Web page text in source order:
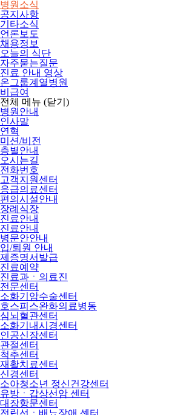
병원소식
공지사항
기타소식
언론보도
채용정보
오늘의 식단
자주묻는질문
진료 안내 영상
온그룹계열병원
비급여
전체 메뉴 (닫기)
병원안내
인사말
연혁
미션/비전
층별안내
오시는길
전화번호
고객지원센터
응급의료센터
편의시설안내
장례식장
진료안내
진료안내
병문안안내
입/퇴원 안내
제증명서발급
진료예약
진료과ㆍ의료진
전문센터
소화기암수술센터
호스피스완화의료병동
심뇌혈관센터
소화기내시경센터
인공신장센터
관절센터
척추센터
재활치료센터
신경센터
소아청소년 정신건강센터
유방ㆍ갑상선암 센터
대장항문센터
전립선ㆍ배뇨장애 센터